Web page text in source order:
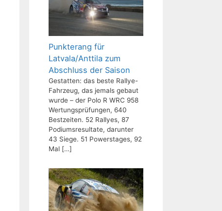
Punkterang für
Latvala/Anttila zum
Abschluss der Saison
Gestatten: das beste Rallye-
Fahrzeug, das jemals gebaut
wurde – der Polo R WRC 958
Wertungsprüfungen, 640
Bestzeiten. 52 Rallyes, 87
Podiumsresultate, darunter
43 Siege. 51 Powerstages, 92
Mal […]